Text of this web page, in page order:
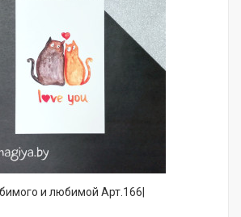
и любимой Арт.166|